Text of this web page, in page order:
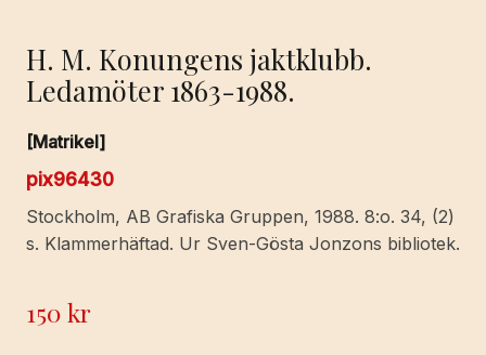
H. M. Konungens jaktklubb.
Ledamöter 1863-1988.
[Matrikel]
pix96430
Stockholm, AB Grafiska Gruppen, 1988. 8:o. 34, (2)
s. Klammerhäftad. Ur Sven-Gösta Jonzons bibliotek.
150kr